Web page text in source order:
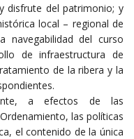
disfrute del patrimonio; y
local – regional de
navegabilidad del curso
de infraestructura de
de la ribera y la
a efectos de las
las políticas
el contenido de la única